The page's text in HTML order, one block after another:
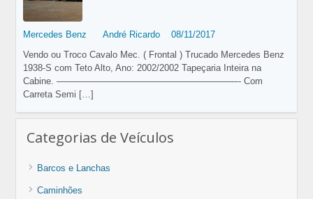
Mercedes Benz André Ricardo
08/11/2017
Vendo ou Troco Cavalo Mec. ( Frontal ) Trucado Mercedes Benz
1938-S com Teto Alto, Ano: 2002/2002 Tapeçaria Inteira na
Cabine. ————————————————————- Com
Carreta Semi […]
Categorias de Veículos
Barcos e Lanchas
Caminhões